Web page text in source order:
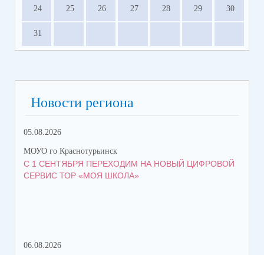
24 25 26 27 28 29 30
31
Новости региона
05.08.2026
МОУО го Краснотурьинск
С 1 СЕНТЯБРЯ ПЕРЕХОДИМ НА НОВЫЙ ЦИФРОВОЙ
СЕРВИС ТОР «МОЯ ШКОЛА»
06.08.2026